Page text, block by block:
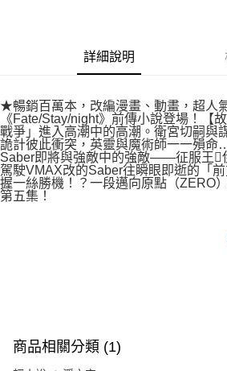
３．未成年的使用者請事先徵得法定代理人或監
「AFTEE先享後付」，若未經同意申辦者引起之
時審查核予不同之上限額度；若仍有額度不足之
請求用戶進行身份認證。
５．嚴禁一人註冊多個帳號或使用他人資訊註冊
恩沛科技股份有限公司將有權停止該用戶之使用
國家/地區配送
詳細說明
★暢銷百萬本，改編漫畫、動畫，超人
《Fate/Stay/night》前傳小說登場！【
戰爭」進入高潮中的高潮。衛宮切嗣與
詭計彼此衝突，英靈與魔術師一一殞
Saber即將與強敵中的強敵――征服王
駕駛VMAX改的Saber往瞬眼即逝的「
握一絲勝機！？一段邁向原點（
第五集！
商品相關分類 (1)